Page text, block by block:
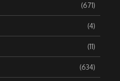
(671)
(4)
(11)
(634)